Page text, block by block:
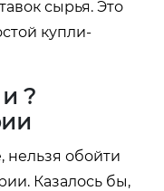
сырья. Это
купли-
?
нельзя обойти
Казалось бы,